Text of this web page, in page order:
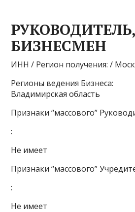
РУКОВОДИТЕЛЬ,
БИЗНЕСМЕН
ИНН / Регион получения: /
Регионы ведения Бизнеса:
Владимирская область
Признаки “массового”
:
Не имеет
Признаки “массового”
:
Не имеет